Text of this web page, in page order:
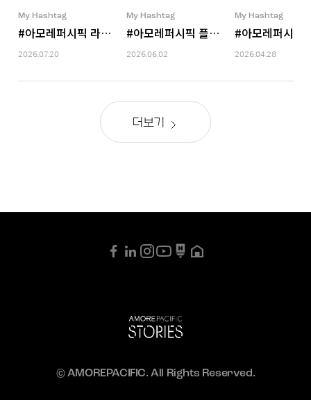
My Hashtag
#아모레퍼시픽 라네즈 글로벌커머셜 디비전 포나리 일라리아
2026.07.20
My Hashtag
#아모레퍼시픽 플래그십스토어 공간
2026.06.02
My Hashtag
#아모레퍼시픽
2026.04.28
더보기
© AMOREPACIFIC. All Rights Reserved.